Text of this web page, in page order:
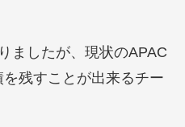
ましたが、現状のAPAC
残すことが出来るチー